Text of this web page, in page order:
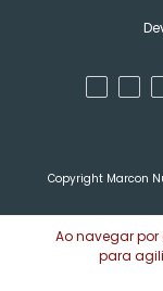
Ao navegar por
para
Copyright Marcon